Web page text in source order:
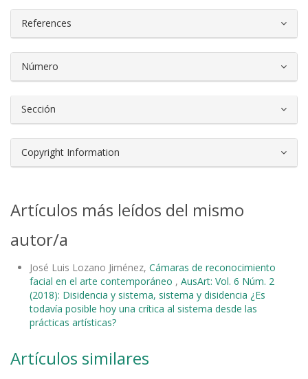
References
Número
Sección
Copyright Information
Artículos más leídos del mismo
autor/a
José Luis Lozano Jiménez, Cámaras de reconocimiento
facial en el arte contemporáneo , AusArt: Vol. 6 Núm. 2
(2018): Disidencia y sistema, sistema y disidencia ¿Es
todavía posible hoy una crítica al sistema desde las
prácticas artísticas?
Artículos similares